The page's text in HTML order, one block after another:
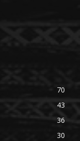
70
43
36
30